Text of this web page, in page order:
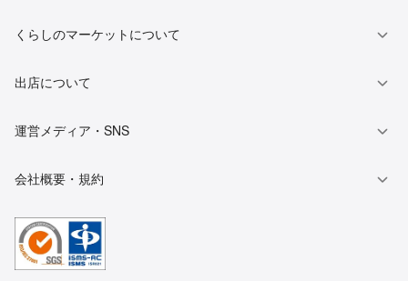
くらしのマーケットについて
出店について
運営メディア・SNS
会社概要・規約